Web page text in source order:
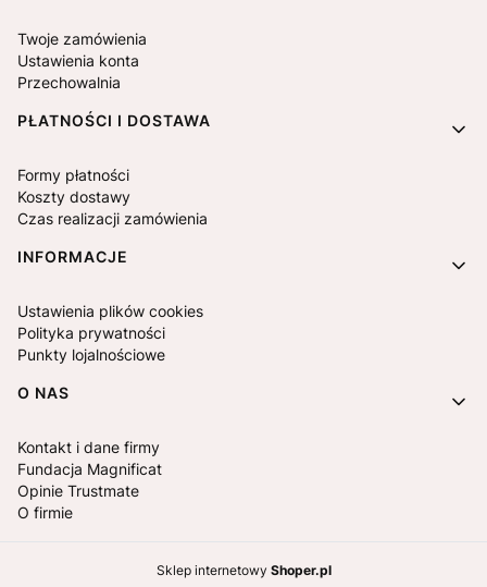
Twoje zamówienia
Ustawienia konta
Przechowalnia
PŁATNOŚCI I DOSTAWA
Formy płatności
Koszty dostawy
Czas realizacji zamówienia
INFORMACJE
Ustawienia plików cookies
Polityka prywatności
Punkty lojalnościowe
O NAS
Kontakt i dane firmy
Fundacja Magnificat
Opinie Trustmate
O firmie
Sklep internetowy Shoper.pl